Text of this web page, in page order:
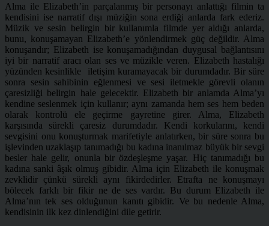
Alma ile Elizabeth’in parçalanmış bir personayı anlattığı filmin ta
kendisini ise narratif dışı müziğin sona erdiği anlarda fark ederiz.
Müzik ve sesin belirgin bir kullanımla filmde yer aldığı anlarda,
bunu, konuşamayan Elizabeth’e yönlendirmek güç değildir. Alma
konuşandır; Elizabeth ise konuşamadığından duygusal bağlantısını
iyi bir narratif aracı olan ses ve müzikle veren. Elizabeth hastalığı
yüzünden kesinlikle iletişim kuramayacak bir durumdadır. Bir süre
sonra sesin sahibinin eğlenmesi ve sesi iletmekle görevli olanın
çaresizliği belirgin hale gelecektir. Elizabeth bir anlamda Alma’yı
kendine seslenmek için kullanır; aynı zamanda hem ses hem beden
olarak kontrolü ele geçirme gayretine girer. Alma, Elizabeth
karşısında sürekli çaresiz durumdadır. Kendi korkularını, kendi
sevgisini onu konuşturmak marifetiyle anlatırken, bir süre sonra bu
işlevinden uzaklaşıp tanımadığı bu kadına inanılmaz büyük bir sevgi
besler hale gelir, onunla bir özdeşleşme yaşar. Hiç tanımadığı bu
kadına sanki âşık olmuş gibidir. Alma için Elizabeth ile konuşmak
zevklidir çünkü sürekli aynı fikirdedirler. Etrafta ne konuşmayı
bölecek farklı bir fikir ne de ses vardır. Bu durum Elizabeth ile
Alma’nın tek ses olduğunun kanıtı gibidir. Ve bu nedenle Alma,
kendisinin ilk kez dinlendiğini dile getirir.